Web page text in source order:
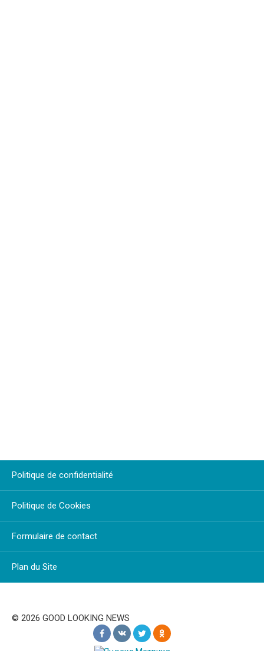
Politique de confidentialité
Politique de Cookies
Formulaire de contact
Plan du Site
© 2026 GOOD LOOKING NEWS